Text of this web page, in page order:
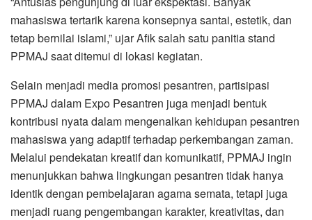
mahasiswa tertarik karena konsepnya santai, estetik, dan
tetap bernilai islami,” ujar Afik salah satu panitia stand
PPMAJ saat ditemui di lokasi kegiatan.
Selain menjadi media promosi pesantren, partisipasi
PPMAJ dalam Expo Pesantren juga menjadi bentuk
kontribusi nyata dalam mengenalkan kehidupan pesantren
mahasiswa yang adaptif terhadap perkembangan zaman.
Melalui pendekatan kreatif dan komunikatif, PPMAJ ingin
menunjukkan bahwa lingkungan pesantren tidak hanya
identik dengan pembelajaran agama semata, tetapi juga
menjadi ruang pengembangan karakter, kreativitas, dan